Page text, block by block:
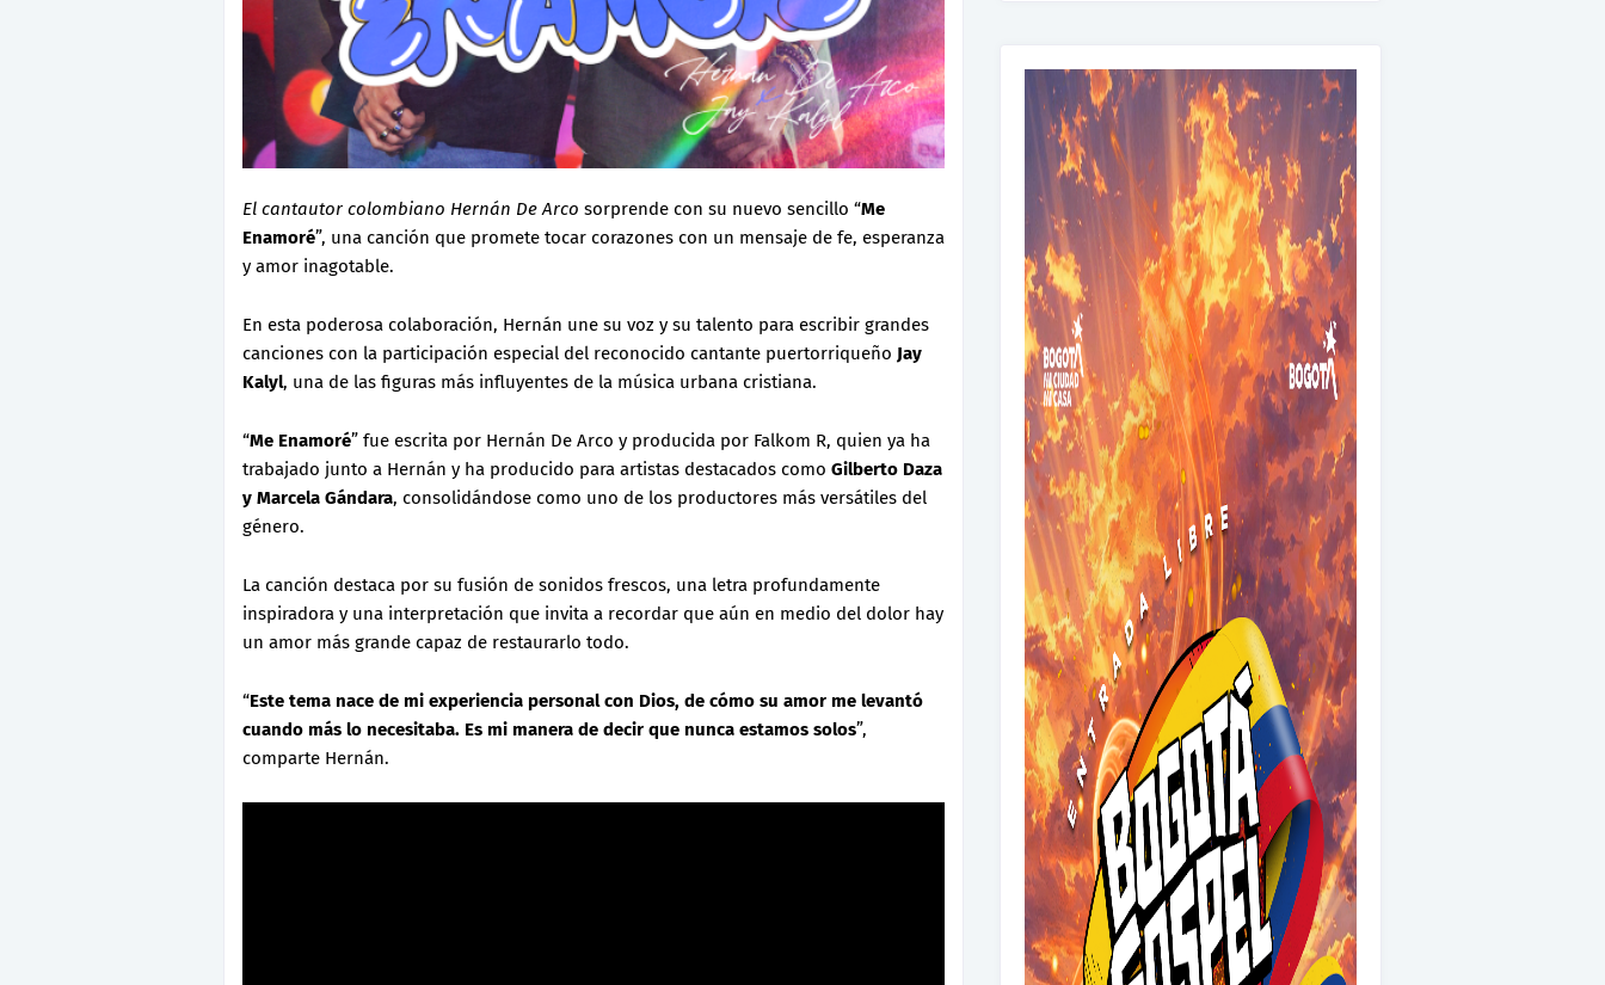
El cantautor colombiano Hernán De Arco sorprende con su nuevo sencillo “Me
Enamoré”, una canción que promete tocar corazones con un mensaje de fe, esperanza
y amor inagotable.
En esta poderosa colaboración, Hernán une su voz y su talento para escribir grandes
canciones con la participación especial del reconocido cantante puertorriqueño Jay
Kalyl, una de las figuras más influyentes de la música urbana cristiana.
“Me Enamoré” fue escrita por Hernán De Arco y producida por Falkom R, quien ya ha
trabajado junto a Hernán y ha producido para artistas destacados como Gilberto Daza
y Marcela Gándara, consolidándose como uno de los productores más versátiles del
género.
La canción destaca por su fusión de sonidos frescos, una letra profundamente
inspiradora y una interpretación que invita a recordar que aún en medio del dolor hay
un amor más grande capaz de restaurarlo todo.
“Este tema nace de mi experiencia personal con Dios, de cómo su amor me levantó
cuando más lo necesitaba. Es mi manera de decir que nunca estamos solos”,
comparte Hernán.